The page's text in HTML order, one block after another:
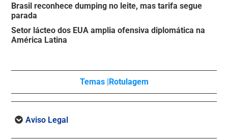
Brasil reconhece dumping no leite, mas tarifa segue
parada
Setor lácteo dos EUA amplia ofensiva diplomática na
América Latina
Temas |Rotulagem
Aviso Legal